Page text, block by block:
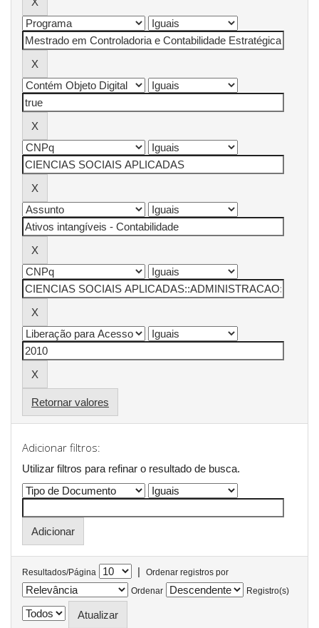
Retornar valores
Adicionar filtros:
Utilizar filtros para refinar o resultado de busca.
Resultados/Página |
Ordenar registros por
Ordenar
Registro(s)